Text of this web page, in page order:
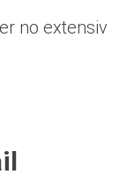
no extensiv